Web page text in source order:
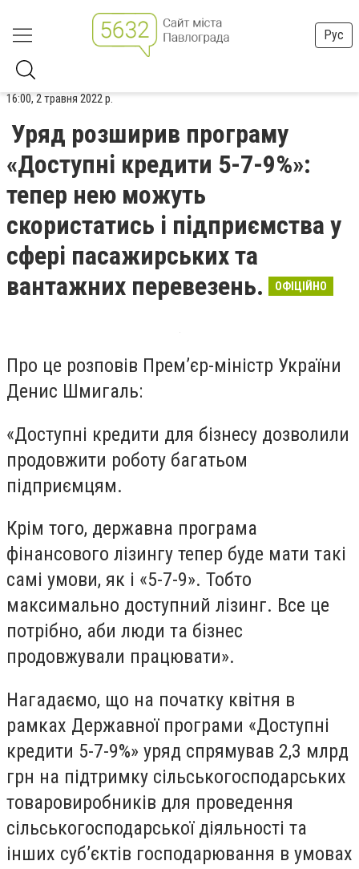
Рус
16:00, 2 травня 2022 р.
Уряд розширив програму
«Доступні кредити 5-7-9%»:
тепер нею можуть
скористатись і підприємства у
сфері пасажирських та
вантажних перевезень.
ОФІЦІЙНО
Про це розповів Прем’єр-міністр України
Денис Шмигаль:
«Доступні кредити для бізнесу дозволили
продовжити роботу багатьом
підприємцям.
Крім того, державна програма
фінансового лізингу тепер буде мати такі
самі умови, як і «5-7-9». Тобто
максимально доступний лізинг. Все це
потрібно, аби люди та бізнес
продовжували працювати».
Нагадаємо, що на початку квітня в
рамках Державної програми «Доступні
кредити 5-7-9%» уряд спрямував 2,3 млрд
грн на підтримку сільськогосподарських
товаровиробників для проведення
сільськогосподарської діяльності та
інших суб’єктів господарювання в умовах